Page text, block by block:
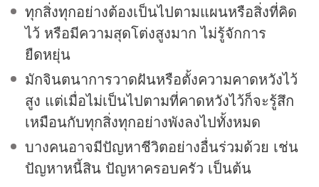
ทุกสิ่งทุกอย่างต้องเป็นไปตามแผนหรือสิ่งที่คิด
ไว้ หรือมีความสุดโต่งสูงมาก ไม่รู้จักการ
ยืดหยุ่น
มักจินตนาการวาดฝันหรือตั้งความคาดหวังไว้
สูง แต่เมื่อไม่เป็นไปตามที่คาดหวังไว้ก็จะรู้สึก
เหมือนกับทุกสิ่งทุกอย่างพังลงไปทั้งหมด
บางคนอาจมีปัญหาชีวิตอย่างอื่นร่วมด้วย เช่น
ปัญหาหนี้สิน ปัญหาครอบครัว เป็นต้น